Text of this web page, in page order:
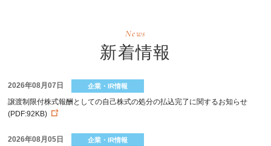
News
新着情報
2026年08月07日 企業・IR情報
譲渡制限付株式報酬としての自己株式の処分の払込完了に関するお知らせ
(PDF:92KB)
2026年08月05日 企業・IR情報